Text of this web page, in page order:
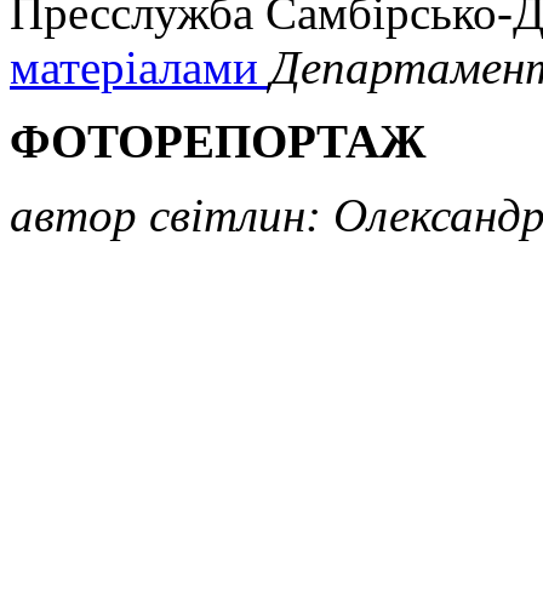
Пресслужба Самбірсько-
матеріалами
ФОТОРЕПОРТАЖ
автор світлин: